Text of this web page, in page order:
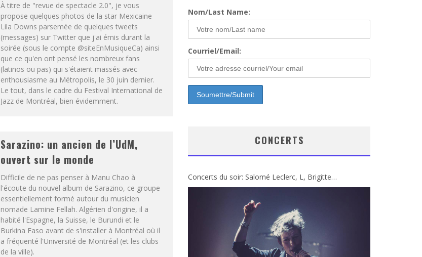
À titre de "revue de spectacle 2.0", je vous
propose quelques photos de la star Mexicaine
Lila Downs parsemée de quelques tweets
(messages) sur Twitter que j'ai émis durant la
soirée (sous le compte @siteEnMusiqueCa) ainsi
que ce qu'en ont pensé les nombreux fans
(latinos ou pas) qui s'étaient massés avec
enthousiasme au Métropolis, le 30 juin dernier.
Le tout, dans le cadre du Festival International de
Jazz de Montréal, bien évidemment.
Sarazino: un ancien de l’UdM,
ouvert sur le monde
Difficile de ne pas penser à Manu Chao à
l'écoute du nouvel album de Sarazino, ce groupe
essentiellement formé autour du musicien
nomade Lamine Fellah. Algérien d'origine, il a
habité l'Espagne, la Suisse, le Burundi et le
Burkina Faso avant de s'installer à Montréal où il
a fréquenté l'Université de Montréal (et les clubs
de la ville).
Nom/Last Name:
Courriel/Email:
CONCERTS
Concerts du soir: Salomé Leclerc, L, Brigitte…